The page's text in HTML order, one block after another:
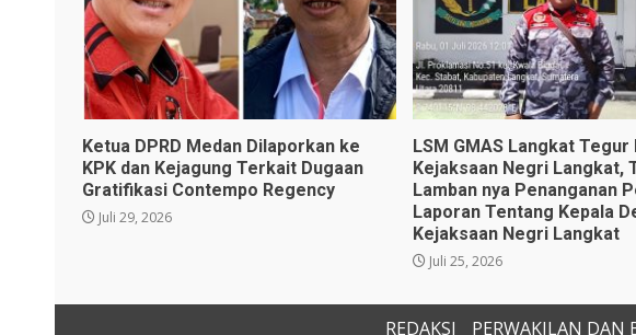
Ketua DPRD Medan Dilaporkan ke
KPK dan Kejagung Terkait Dugaan
Gratifikasi Contempo Regency
Juli 29, 2026
LSM GMAS Langkat Tegur
Kejaksaan Negri Langkat,
Lamban nya Penanganan
Laporan Tentang Kepala
Kejaksaan Negri Langkat
Juli 25, 2026
REDAKSI PERWAKILAN DAN